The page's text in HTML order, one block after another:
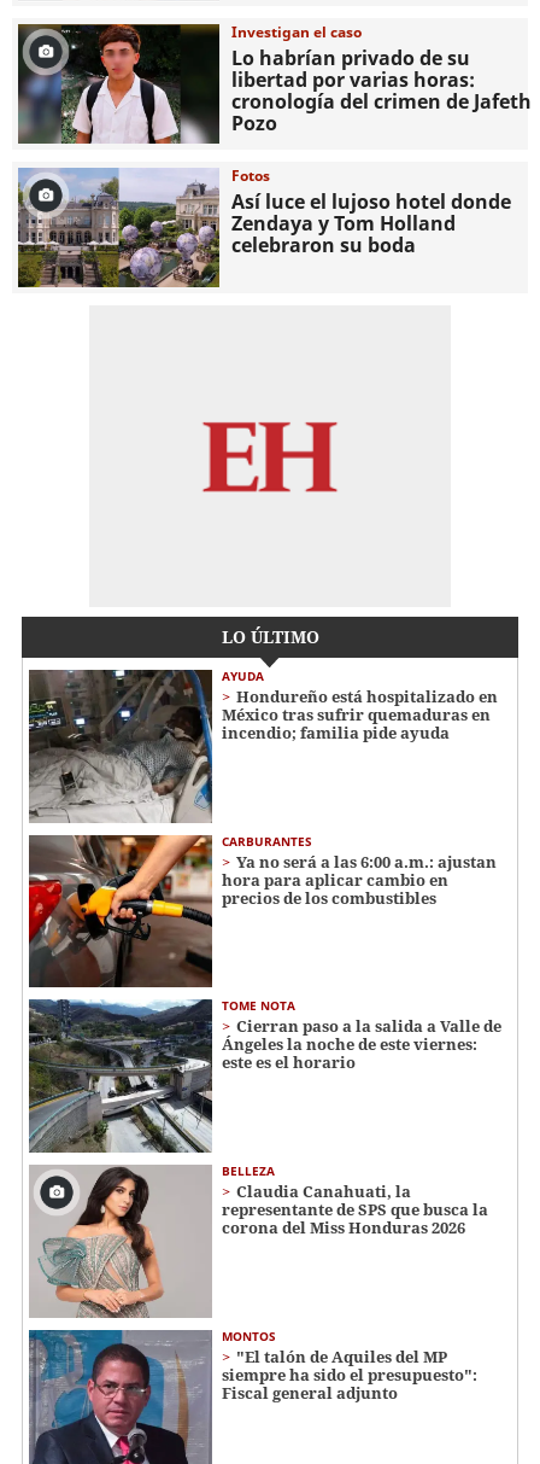
Investigan el caso
Lo habrían privado de su
libertad por varias horas:
cronología del crimen de Jafeth
Pozo
Fotos
Así luce el lujoso hotel donde
Zendaya y Tom Holland
celebraron su boda
LO ÚLTIMO
AYUDA
Hondureño está hospitalizado en
México tras sufrir quemaduras en
incendio; familia pide ayuda
CARBURANTES
Ya no será a las 6:00 a.m.: ajustan
hora para aplicar cambio en
precios de los combustibles
TOME NOTA
Cierran paso a la salida a Valle de
Ángeles la noche de este viernes:
este es el horario
BELLEZA
Claudia Canahuati, la
representante de SPS que busca la
corona del Miss Honduras 2026
MONTOS
"El talón de Aquiles del MP
siempre ha sido el presupuesto":
Fiscal general adjunto